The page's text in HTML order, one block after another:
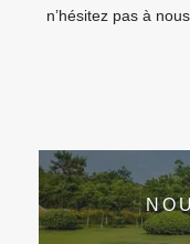
n’hésitez pas à